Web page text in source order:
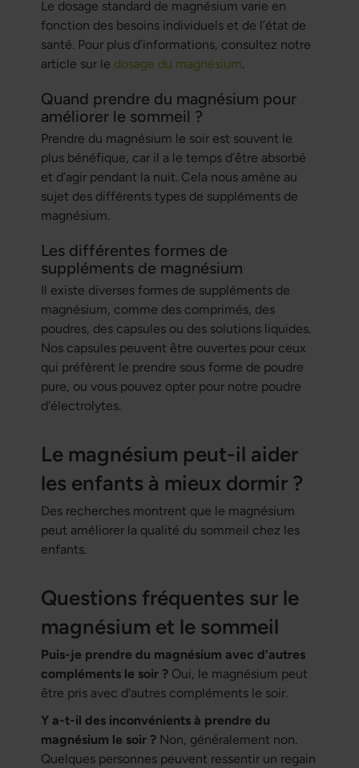
Le dosage standard de magnésium varie en
fonction des besoins individuels et de l’état de
santé. Pour plus d’informations, consultez notre
article sur le dosage du magnésium.
Quand prendre du magnésium pour
améliorer le sommeil ?
Prendre du magnésium le soir est souvent le
plus bénéfique, car il a le temps d’être absorbé
et d’agir pendant la nuit. Cela nous amène au
sujet des différents types de suppléments de
magnésium.
Les différentes formes de
suppléments de magnésium
Il existe diverses formes de suppléments de
magnésium, comme des comprimés, des
poudres, des capsules ou des solutions liquides.
Nos capsules peuvent être ouvertes pour ceux
qui préfèrent le prendre sous forme de poudre
pure, ou vous pouvez opter pour notre poudre
d'électrolytes.
Le magnésium peut-il aider
les enfants à mieux dormir ?
Des recherches montrent que le magnésium
peut améliorer la qualité du sommeil chez les
enfants.
Questions fréquentes sur le
magnésium et le sommeil
Puis-je prendre du magnésium avec d’autres
compléments le soir ?Oui, le magnésium peut
être pris avec d'autres compléments le soir.
Y a-t-il des inconvénients à prendre du
magnésium le soir ?Non, généralement non.
Quelques personnes peuvent ressentir un regain